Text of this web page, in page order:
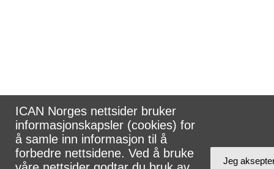
ICAN Norges nettsider bruker
informasjonskapsler (cookies) for
å samle inn informasjon til å
forbedre nettsidene. Ved å bruke
Jeg